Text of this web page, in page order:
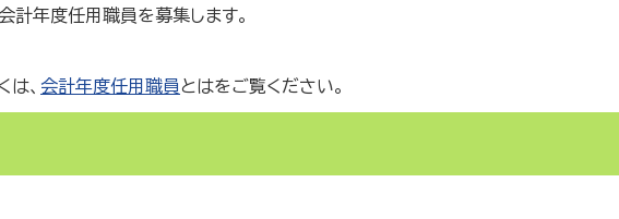
年度任用職員を募集します。
、 会計年度任用職員 とはをご覧ください。